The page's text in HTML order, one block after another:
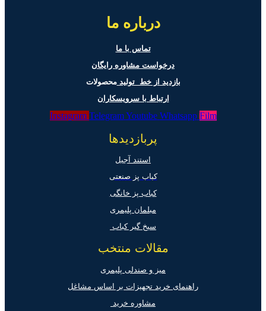
درباره ما
تماس با ما
درخواست مشاوره رایگان
بازدید از خط تولیدمحصولات
ارتباط با سرویسکاران
Instagram Telegram Youtube Whatsapp Film
پربازدیدها
استند آجیل
کباب پز صنعتی
کباب پز خانگی
مبلمان پلیمری
سیخ گیر کباب
مقالات منتخب
میز و صندلی پلیمری
راهنمای خرید تجهیزات بر اساس مشاغل
مشاوره خرید